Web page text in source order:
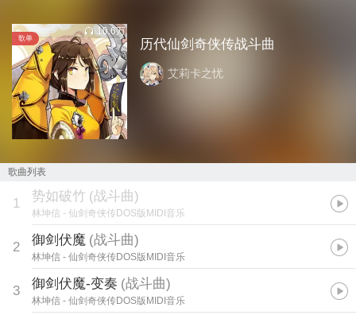
歌单
10.6万
历代仙剑奇侠传战斗曲
艾莉卡之忧
歌曲列表
1 势如破竹 (战斗曲)
林坤信 - 仙剑奇侠传DOS版MIDI音乐
2 御剑伏魔 (战斗曲)
林坤信 - 仙剑奇侠传DOS版MIDI音乐
3 御剑伏魔-变奏 (战斗曲)
林坤信 - 仙剑奇侠传DOS版MIDI音乐